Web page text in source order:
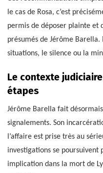
le cas de Rosa, c’est
permis de déposer plainte et
présumés de Jérôme
situations, le silence ou la
Le contexte
étapes
Jérôme Barella fait
signalements. Son
l’affaire est prise très au
investigations se
implication dans la mort de